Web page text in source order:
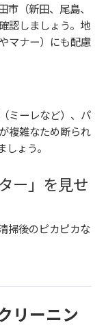
市（新田、尾島、
認しましょう。地
マナー）にも配慮
ミーレなど）、パ
複雑なため断られ
ょう。
ー」を見せ
掃後のピカピカな
リーニン